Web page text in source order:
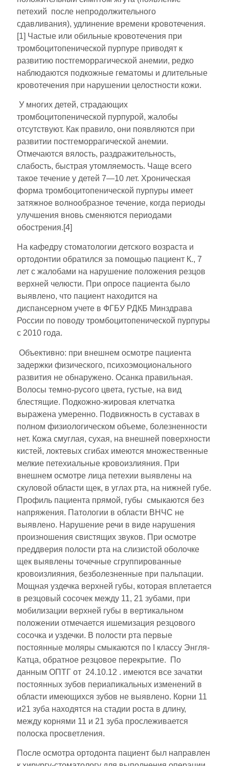
петехий после непродолжительного
сдавливания), удлинение времени кровотечения.
[1] Частые или обильные кровотечения при
тромбоцитопенической пурпуре приводят к
развитию постгеморрагической анемии, редко
наблюдаются подкожные гематомы и длительные
кровотечения при нарушении целостности кожи.
У многих детей, страдающих
тромбоцитопенической пурпурой, жалобы
отсутствуют. Как правило, они появляются при
развитии постгеморрагической анемии.
Отмечаются вялость, раздражительность,
слабость, быстрая утомляемость. Чаще всего
такое течение у детей 7—10 лет. Хроническая
форма тромбоцитопенической пурпуры имеет
затяжное волнообразное течение, когда периоды
улучшения вновь сменяются периодами
обострения.[4]
На кафедру стоматологии детского возраста и
ортодонтии обратился за помощью пациент К., 7
лет с жалобами на нарушение положения резцов
верхней челюсти. При опросе пациента было
выявлено, что пациент находится на
диспансерном учете в ФГБУ РДКБ Минздрава
России по поводу тромбоцитопенической пурпуры
с 2010 года.
Объективно: при внешнем осмотре пациента
задержки физического, психоэмоционального
развития не обнаружено. Осанка правильная.
Волосы темно-русого цвета, густые, на вид
блестящие. Подкожно-жировая клетчатка
выражена умеренно. Подвижность в суставах в
полном физиологическом объеме, болезненности
нет. Кожа смуглая, сухая, на внешней поверхности
кистей, локтевых сгибах имеются множественные
мелкие петехиальные кровоизлияния. При
внешнем осмотре лица петехии выявлены на
скуловой области щек, в углах рта, на нижней губе.
Профиль пациента прямой, губы смыкаются без
напряжения. Патологии в области ВНЧС не
выявлено. Нарушение речи в виде нарушения
произношения свистящих звуков. При осмотре
преддверия полости рта на слизистой оболочке
щек выявлены точечные сгруппированные
кровоизлияния, безболезненные при пальпации.
Мощная уздечка верхней губы, которая вплетается
в резцовый сосочек между 11, 21 зубами, при
мобилизации верхней губы в вертикальном
положении отмечается ишемизация резцового
сосочка и уздечки. В полости рта первые
постоянные моляры смыкаются по I классу Энгля-
Катца, обратное резцовое перекрытие. По
данным ОПТГ от 24.10.12 . имеются все зачатки
постоянных зубов периапикальных изменений в
области имеющихся зубов не выявлено. Корни 11
и21 зуба находятся на стадии роста в длину,
между корнями 11 и 21 зуба прослеживается
полоска просветления.
После осмотра ортодонта пациент был направлен